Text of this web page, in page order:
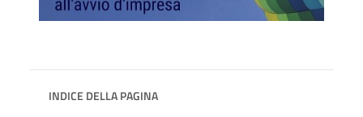
INDICE DELLA PAGINA